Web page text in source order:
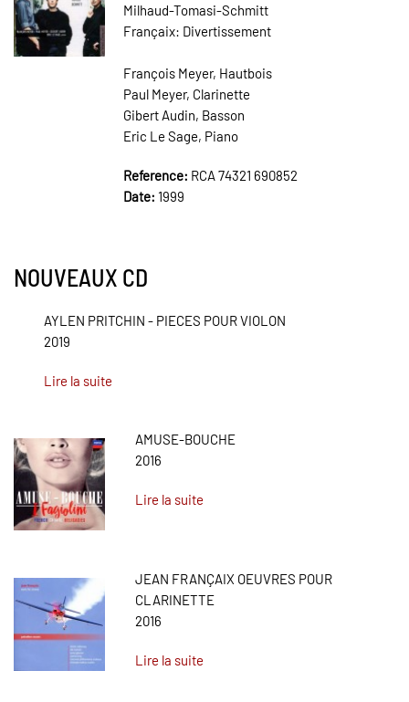
Milhaud-Tomasi-Schmitt
Françaix: Divertissement
François Meyer, Hautbois
Paul Meyer, Clarinette
Gibert Audin, Basson
Eric Le Sage, Piano
Reference: RCA 74321 690852
Date: 1999
NOUVEAUX CD
AYLEN PRITCHIN - PIECES POUR VIOLON
2019
Lire la suite
AMUSE-BOUCHE
2016
Lire la suite
JEAN FRANÇAIX OEUVRES POUR
CLARINETTE
2016
Lire la suite